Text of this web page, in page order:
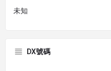
未知
DX號碼